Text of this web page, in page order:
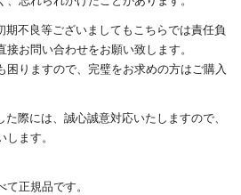
不良等ございましてもこちらでは責任負
お問い合わせをお願い致します。
りますので、完璧をお求めの方はご購入
際には、誠心誠意対応いたしますので、
ます。
正規品です。